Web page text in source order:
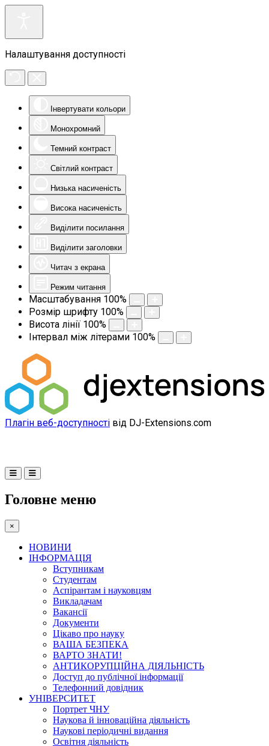
Налаштування доступності
Інвертувати кольори
Монохромний
Темний контраст
Світлий контраст
Низька насиченість
Висока насиченість
Виділити посилання
Виділити заголовки
Читач з екрана
Режим читання
Масштабування 100%
Розмір шрифту 100%
Висота лінії 100%
Інтервал між літерами 100%
Плагін веб-доступності від DJ-Extensions.com
Головне меню
×
НОВИНИ
ІНФОРМАЦІЯ
Вступникам
Студентам
Аспірантам і науковцям
Викладачам
Вакансії
Документи
Цікаво про науку
ВАША БЕЗПЕКА
ВАРТО ЗНАТИ!
АНТИКОРУПЦІЙНА ДІЯЛЬНІСТЬ
Доступ до публічної інформації
Телефонний довідник
УНІВЕРСИТЕТ
Портрет ЧНУ
Наукова й інноваційна діяльність
Наукові періодичні видання
Освітня діяльність